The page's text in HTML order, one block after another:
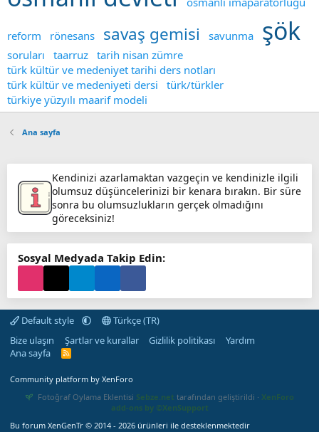
reform rönesans savaş gemisi savunma şök
soruları taarruz tarih nisan zümre
türk kültür ve medeniyet tarihi ders notları
türk kültür ve medeniyeti dersi
türk/türkler
türkiye yüzyılı maarif modeli
Ana sayfa
Kendinizi azarlamaktan vazgeçin ve kendinizle ilgili
olumsuz düşüncelerinizi bir kenara bırakın. Bir süre
sonra bu olumsuzlukların gerçek olmadığını
göreceksiniz!
Sosyal Medyada Takip Edin:
Default style
Türkçe (TR)
Bize ulaşın
Şartlar ve kurallar Gizlilik politikası
Yardım
Ana sayfa
R
Community platform by XenForo
Fotoğraf Oylama Eklentisi Sebze.net tarafından geliştirildi · XenForo
add-ons by ©XenSupport
Bu forum XenGenTr © 2014 - 2026 ürünleri ile desteklenmektedir